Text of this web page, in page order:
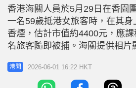
6
6
香港海關人員於5月29日在香園
一名59歲抵港女旅客時，在其
香煙，估計市值約4400元，應
名旅客隨即被捕。海關提供相片
著瑜伽褲，多盒私煙被收藏於
明顯方塊。 涉案人因管有未完
人員作出申報，違反《應課稅品
港聞 2026-06-01 16:22 HKT